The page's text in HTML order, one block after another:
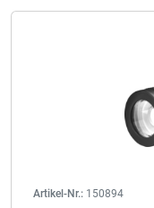
Artikel-Nr.: 150894